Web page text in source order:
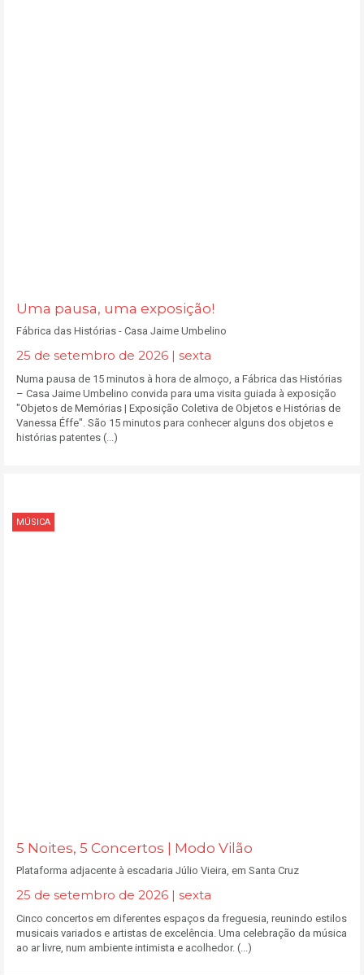
Uma pausa, uma exposição!
Fábrica das Histórias - Casa Jaime Umbelino
25 de setembro de 2026 | sexta
Numa pausa de 15 minutos à hora de almoço, a Fábrica das Histórias
– Casa Jaime Umbelino convida para uma visita guiada à exposição
"Objetos de Memórias | Exposição Coletiva de Objetos e Histórias de
Vanessa Éffe". São 15 minutos para conhecer alguns dos objetos e
histórias patentes (...)
MÚSICA
5 Noites, 5 Concertos | Modo Vilão
Plataforma adjacente à escadaria Júlio Vieira, em Santa Cruz
25 de setembro de 2026 | sexta
Cinco concertos em diferentes espaços da freguesia, reunindo estilos
musicais variados e artistas de excelência. Uma celebração da música
ao ar livre, num ambiente intimista e acolhedor. (...)